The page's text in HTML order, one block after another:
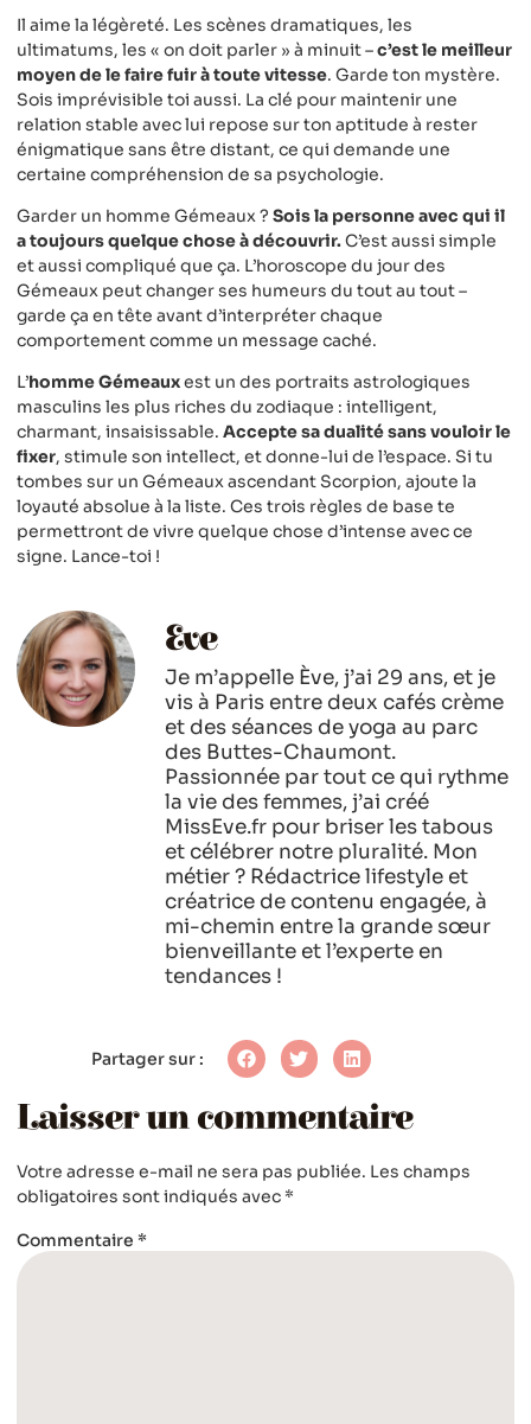
Il aime la légèreté. Les scènes dramatiques, les
ultimatums, les « on doit parler » à minuit –c’est le meilleur
moyen de le faire fuir à toute vitesse. Garde ton mystère.
Sois imprévisible toi aussi. La clé pour maintenir une
relation stable avec lui repose sur ton aptitude à rester
énigmatique sans être distant, ce qui demande une
certaine compréhension de sa psychologie.
Garder un homme Gémeaux ? Sois la personne avec qui il
a toujours quelque chose à découvrir.C’est aussi simple
et aussi compliqué que ça. L’horoscope du jour des
Gémeaux peut changer ses humeurs du tout au tout –
garde ça en tête avant d’interpréter chaque
comportement comme un message caché.
L’homme Gémeauxest un des portraits astrologiques
masculins les plus riches du zodiaque : intelligent,
charmant, insaisissable. Accepte sa dualité sans vouloir le
fixer, stimule son intellect, et donne-lui de l’espace. Si tu
tombes sur un Gémeaux ascendant Scorpion, ajoute la
loyauté absolue à la liste. Ces trois règles de base te
permettront de vivre quelque chose d’intense avec ce
signe. Lance-toi !
Eve
Je m’appelle Ève, j’ai 29 ans, et je
vis à Paris entre deux cafés crème
et des séances de yoga au parc
des Buttes-Chaumont.
Passionnée par tout ce qui rythme
la vie des femmes, j’ai créé
MissEve.fr pour briser les tabous
et célébrer notre pluralité. Mon
métier ? Rédactrice lifestyle et
créatrice de contenu engagée, à
mi-chemin entre la grande sœur
bienveillante et l’experte en
tendances !
Partager sur :
Laisser un commentaire
Votre adresse e-mail ne sera pas publiée. Les champs
obligatoires sont indiqués avec *
Commentaire *